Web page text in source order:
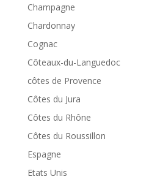
Champagne
Chardonnay
Cognac
Côteaux-du-Languedoc
côtes de Provence
Côtes du Jura
Côtes du Rhône
Côtes du Roussillon
Espagne
Etats Unis